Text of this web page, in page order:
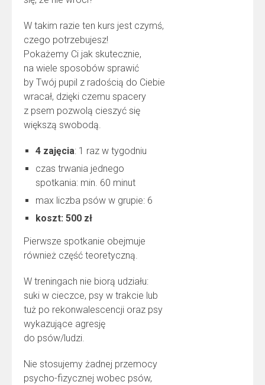
W takim razie ten kurs jest czymś,
czego potrzebujesz!
Pokażemy Ci jak skutecznie,
na wiele sposobów sprawić
by Twój pupil z radością do Ciebie
wracał, dzięki czemu spacery
z psem pozwolą cieszyć się
większą swobodą.
4 zajęcia: 1 raz w tygodniu
czas trwania jednego
spotkania: min. 60 minut
max liczba psów w grupie: 6
koszt: 500 zł
Pierwsze spotkanie obejmuje
również część teoretyczną.
W treningach nie biorą udziału:
suki w cieczce, psy w trakcie lub
tuż po rekonwalescencji oraz psy
wykazujące agresję
do psów/ludzi.
Nie stosujemy żadnej przemocy
psycho-fizycznej wobec psów,